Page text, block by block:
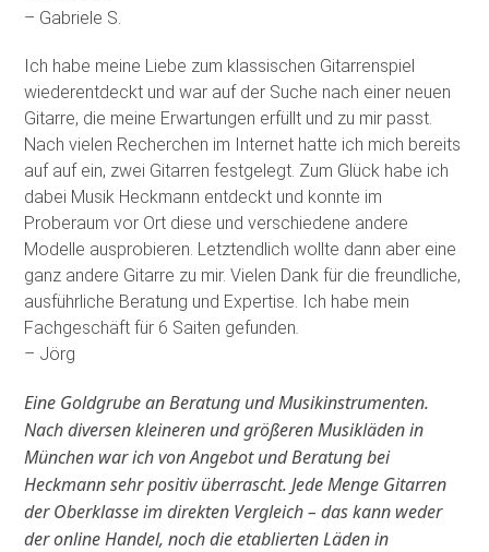
– Gabriele S.
Ich habe meine Liebe zum klassischen Gitarrenspiel
wiederentdeckt und war auf der Suche nach einer neuen
Gitarre, die meine Erwartungen erfüllt und zu mir passt.
Nach vielen Recherchen im Internet hatte ich mich bereits
auf auf ein, zwei Gitarren festgelegt. Zum Glück habe ich
dabei Musik Heckmann entdeckt und konnte im
Proberaum vor Ort diese und verschiedene andere
Modelle ausprobieren. Letztendlich wollte dann aber eine
ganz andere Gitarre zu mir. Vielen Dank für die freundliche,
ausführliche Beratung und Expertise. Ich habe mein
Fachgeschäft für 6 Saiten gefunden
– Jörg
Eine Goldgrube an Beratung und Musikinstrumenten.
Nach diversen kleineren und größeren Musikläden in
München war ich von Angebot und Beratung bei
Heckmann sehr positiv überrascht. Jede Menge Gitarren
der Oberklasse im direkten Vergleich – das kann weder
der online Handel, noch die etablierten Läden in